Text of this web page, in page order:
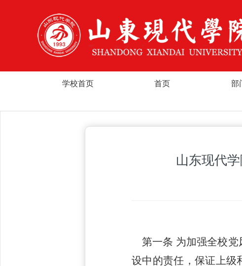
学校首页 首页 部
山东现代
第一条 为加强全校
设中的责任，保证上级